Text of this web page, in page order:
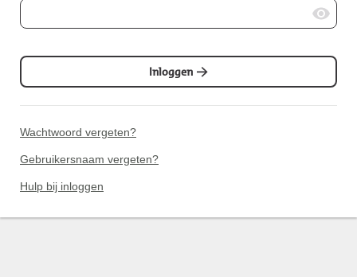
Inloggen
Wachtwoord vergeten?
Gebruikersnaam vergeten?
Hulp bij inloggen